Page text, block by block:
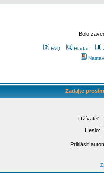
Bolo
FAQ Hľadať
Zadajte
Užívateľ:
Heslo:
Prihlásiť